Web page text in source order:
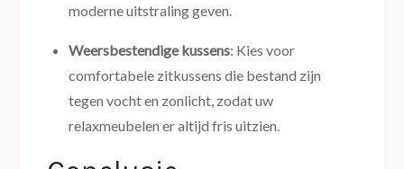
moderne uitstraling geven.
Weersbestendige kussens: Kies voor
comfortabele zitkussens die bestand zijn
tegen vocht en zonlicht, zodat uw
relaxmeubelen er altijd fris uitzien.